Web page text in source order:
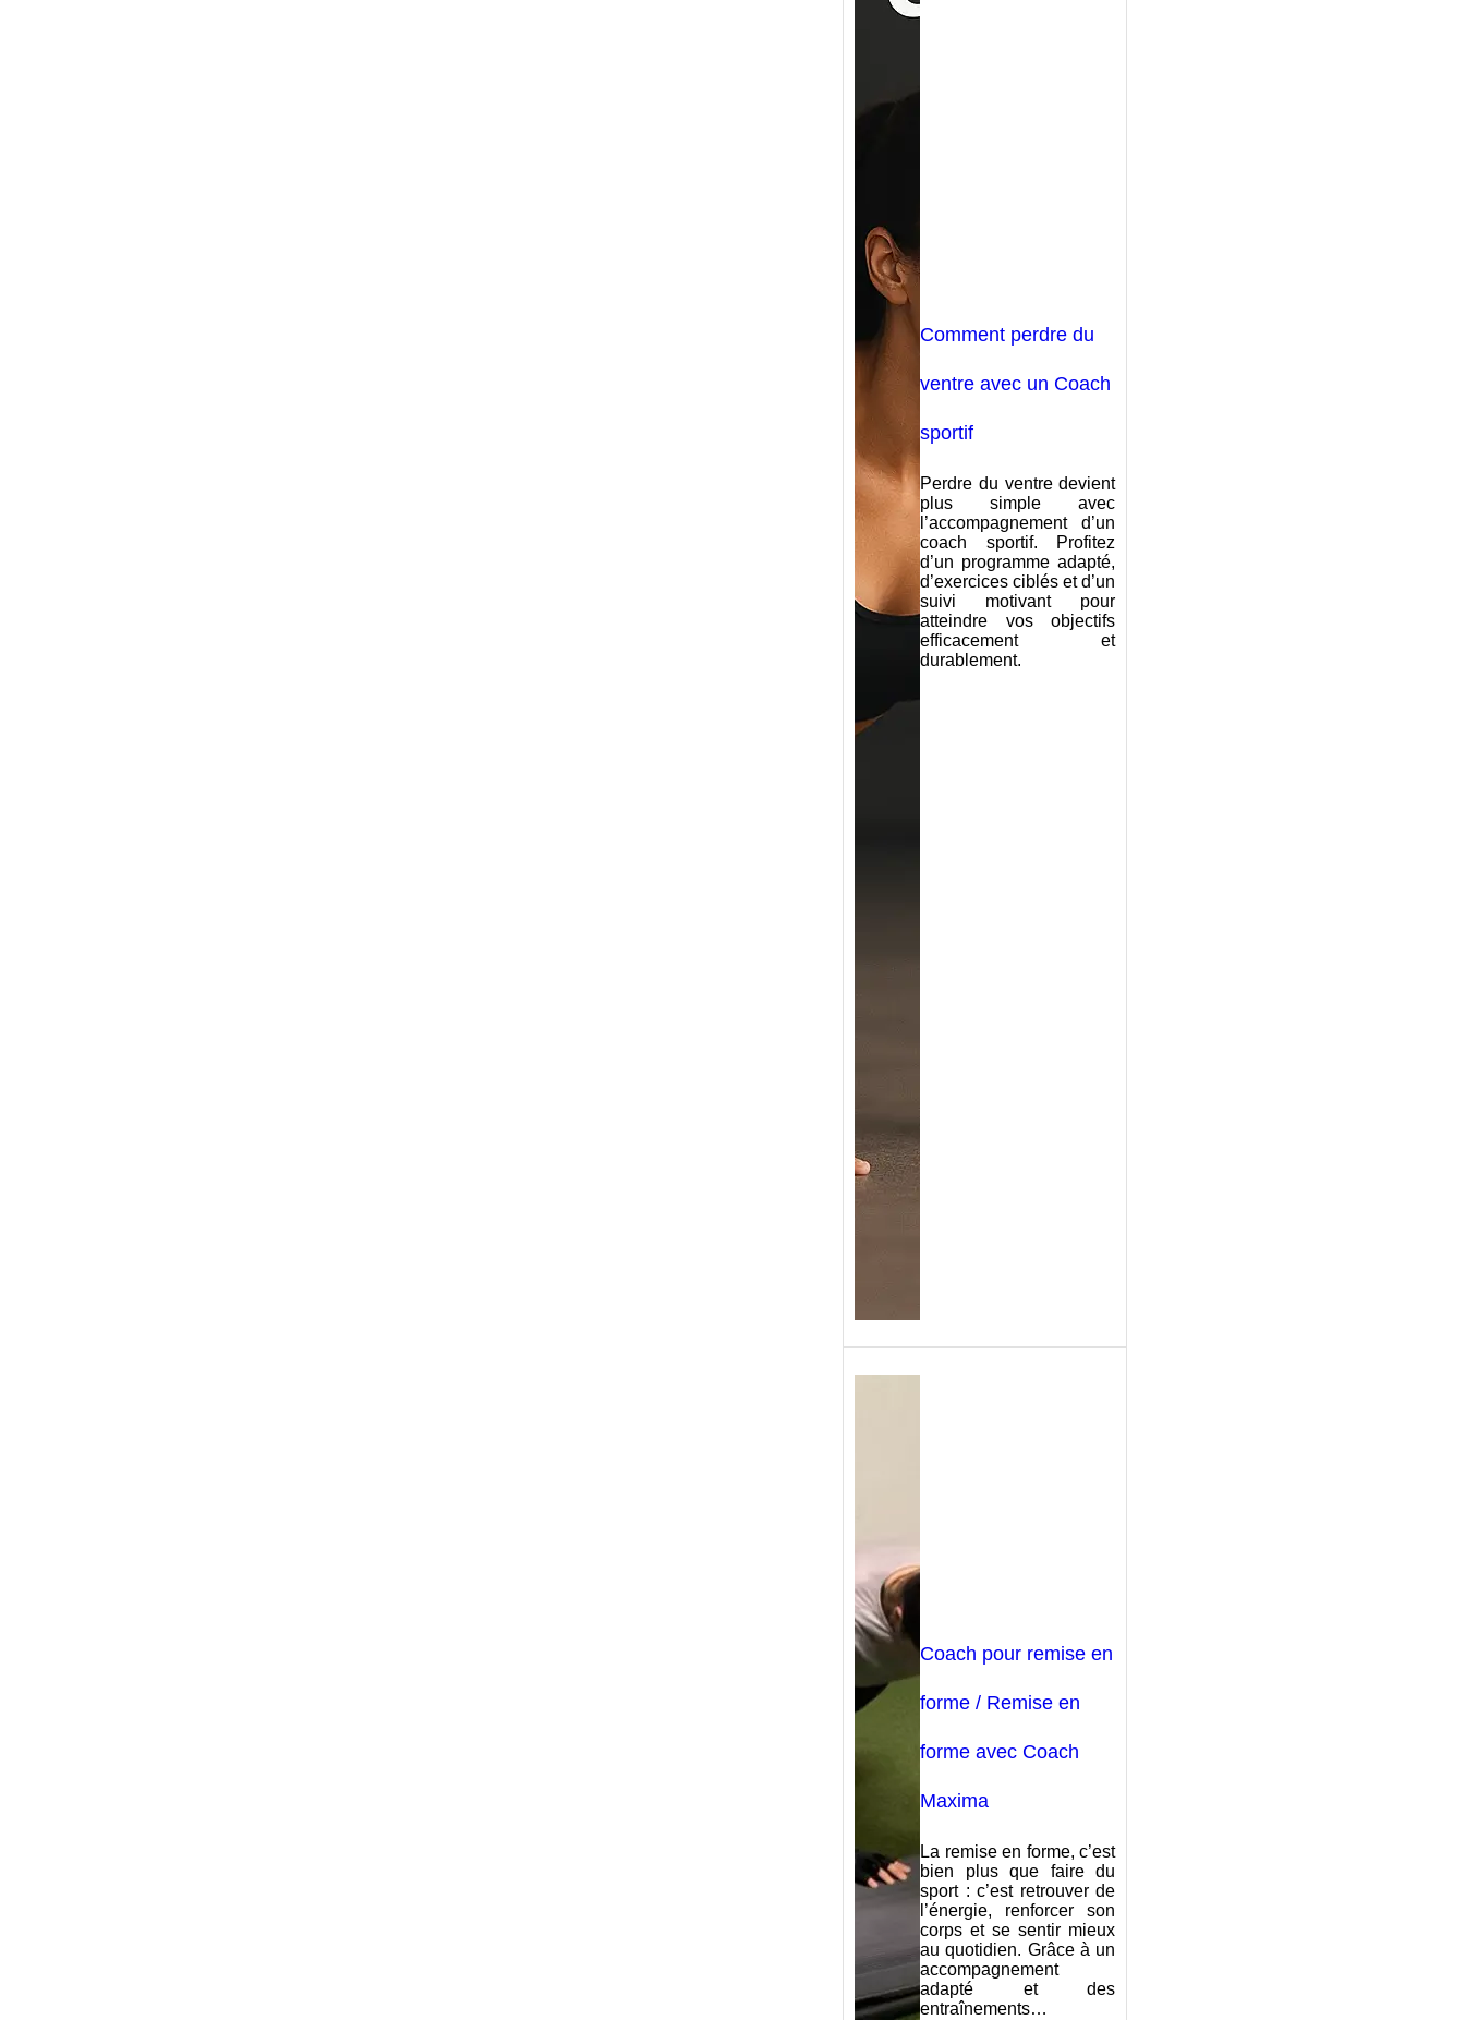
Comment perdre du
ventre avec un Coach
sportif
Perdre du ventre devient
plus simple avec
l’accompagnement d’un
coach sportif. Profitez
d’un programme adapté,
d’exercices ciblés et d’un
suivi motivant pour
atteindre vos objectifs
efficacement et
durablement.
Coach pour remise en
forme / Remise en
forme avec Coach
Maxima
La remise en forme, c’est
bien plus que faire du
sport : c’est retrouver de
l’énergie, renforcer son
corps et se sentir mieux
au quotidien. Grâce à un
accompagnement
adapté et des
entraînements…